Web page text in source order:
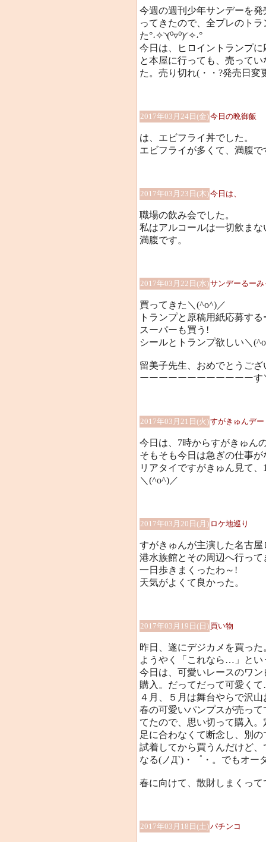
今週の週刊少年サンデーを
ってきたので、全プレのト
た°˖✧◝(⁰▿⁰)◜✧˖°
今日は、ヒロイントランプ
と本屋に行っても、売って
た。売り切れ(・・?発売日変
2017年03月24日(金)今日の晩御飯
は、エビフライ丼でした。
エビフライが多くて、満腹
2017年03月23日(木)今日は、
職場の飲み会でした。
私はアルコールは一切飲ま
満腹です。
2017年03月22日(水)サンデーるー
買ってきた＼(^o^)／
トランプと原稿用紙応募す
スーパーも買う!
シールとトランプ欲しい＼
留美子先生、おめでとうご
ーーーーーーーーーーーー
2017年03月21日(火)すがきゅんデー
今日は、7時からすがきゅん
そもそも今日は急ぎの仕事
リアタイですがきゅん見て
＼(^o^)／
2017年03月20日(月) ロケ地巡り
すがきゅんが主演した名古
港水族館とその周辺へ行って
一日歩きまくったわ～!
天気がよくて良かった。
2017年03月19日(日) 買い物
昨日、遂にデジカメを買っ
ようやく「これなら…」とい
今日は、可愛いレースのワ
購入。だってだって可愛く
４月、５月は舞台やらで沢
春の可愛いパンプスが売っ
てたので、思い切って購入
足に合わなくて断念し、別
試着してから買うんだけど
なる(ノД`)・゜・。でもオー
春に向けて、散財しまくっ
2017年03月18日(土)パチンコ